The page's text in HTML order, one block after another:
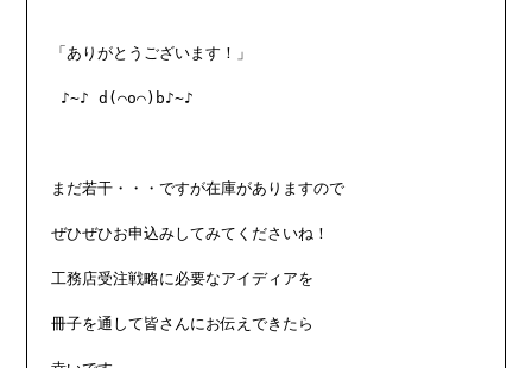
「ありがとうございます！」
♪~♪ d(⌒o⌒)b♪~♪
まだ若干・・・ですが在庫がありますので
ぜひぜひお申込みしてみてくださいね！
工務店受注戦略に必要なアイディアを
冊子を通して皆さんにお伝えできたら